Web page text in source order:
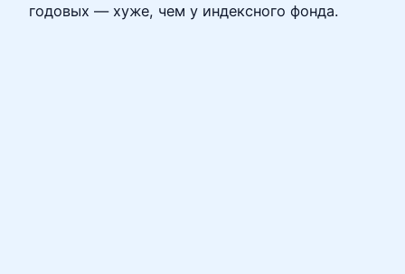
годовых — хуже, чем у индексного фонда.